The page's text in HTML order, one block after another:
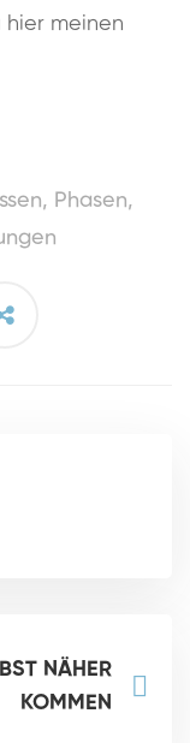
hier meinen
, Phasen,
NÄHER
KOMMEN